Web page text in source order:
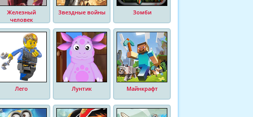
Железный
человек
Звездные войны Зомби
Лего Лунтик Майнкрафт